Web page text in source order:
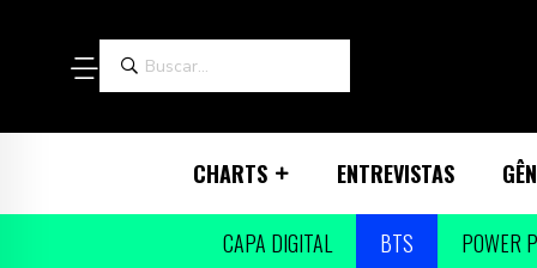
CHARTS ENTREVISTAS
CAPA DIGITAL BTS POWER